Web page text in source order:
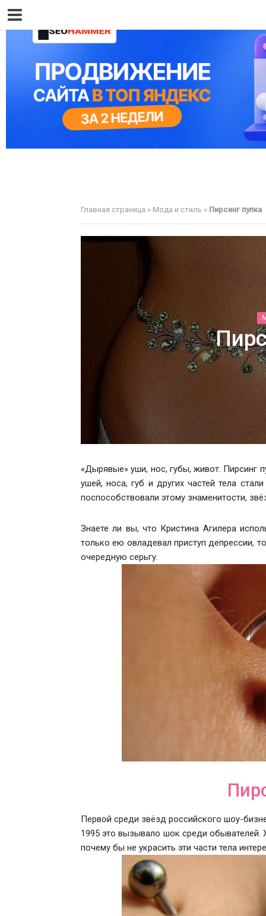
Главная страница » Мода и стиль » Пирсинг пупка
«Дырявые» уши, нос, губы, живот. Пирсинг
ушей, носа, губ и других частей тела
поспособствовали этому знаменитости,
Знаете ли вы, что Кристина Агилера
только ею овладевал приступ депрессии,
очередную серьгу.
Первой среди звёзд российского шоу-
1995 это вызывало шок среди обывателей.
почему бы не украсить эти части тела